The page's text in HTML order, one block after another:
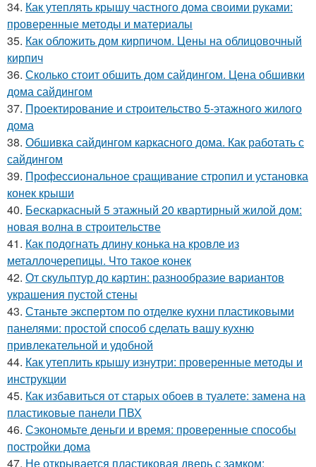
34. Как утеплять крышу частного дома своими руками:
проверенные методы и материалы
35. Как обложить дом кирпичом. Цены на облицовочный
кирпич
36. Сколько стоит обшить дом сайдингом. Цена обшивки
дома сайдингом
37. Проектирование и строительство 5-этажного жилого
дома
38. Обшивка сайдингом каркасного дома. Как работать с
сайдингом
39. Профессиональное сращивание стропил и установка
конек крыши
40. Бескаркасный 5 этажный 20 квартирный жилой дом:
новая волна в строительстве
41. Как подогнать длину конька на кровле из
металлочерепицы. Что такое конек
42. От скульптур до картин: разнообразие вариантов
украшения пустой стены
43. Станьте экспертом по отделке кухни пластиковыми
панелями: простой способ сделать вашу кухню
привлекательной и удобной
44. Как утеплить крышу изнутри: проверенные методы и
инструкции
45. Как избавиться от старых обоев в туалете: замена на
пластиковые панели ПВХ
46. Сэкономьте деньги и время: проверенные способы
постройки дома
47. Не открывается пластиковая дверь с замком: